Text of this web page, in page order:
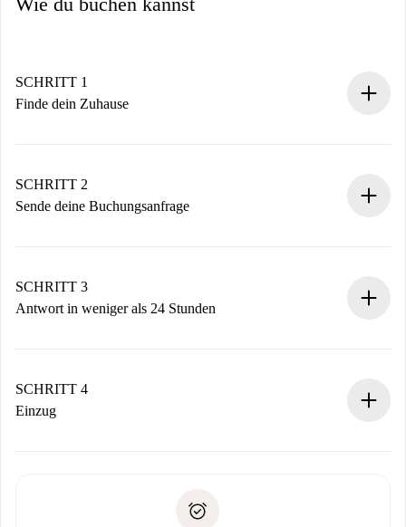
SCHRITT 1
Finde dein Zuhause
Du erhältst alle notwendigen Informationen im Voraus.
SCHRITT 2
Sende deine Buchungsanfrage
Denk daran, dass wir dich erst belasten, wenn der
Vermieter zustimmt.
SCHRITT 3
Antwort in weniger als 24 Stunden
stellen den Kontakt her.
Wenn der Vermieter ablehnen muss, entstehen keine
SCHRITT 4
Einzug